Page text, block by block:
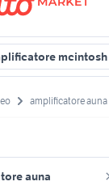
amplificatore auna